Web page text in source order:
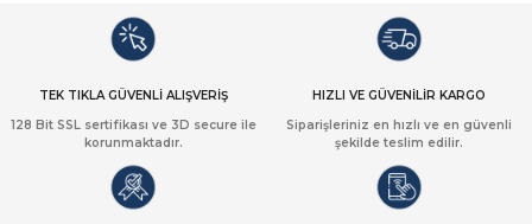
TEK TIKLA GÜVENLİ ALIŞVERİŞ
128 Bit SSL sertifikası ve 3D secure ile
korunmaktadır.
HIZLI VE GÜVENİLİR KARGO
Siparişleriniz en hızlı ve en güvenli
şekilde teslim edilir.